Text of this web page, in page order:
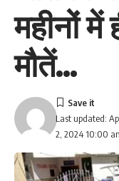
महीनों में
मौतें…
Last updated:
2, 2024 10:00